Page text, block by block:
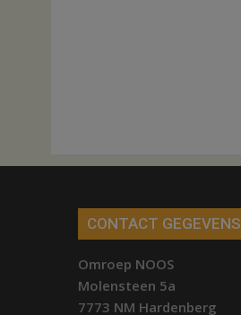
CONTACT GEGEVENS
Omroep NOOS
Molensteen 5a
7773 NM Hardenberg